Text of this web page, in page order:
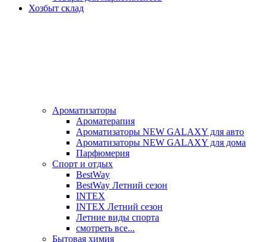
Хозбыт склад
Ароматизаторы
Ароматерапия
Ароматизаторы NEW GALAXY для авто
Ароматизаторы NEW GALAXY для дома
Парфюмерия
Спорт и отдых
BestWay
BestWay Летний сезон
INTEX
INTEX Летний сезон
Летние виды спорта
смотреть все...
Бытовая химия